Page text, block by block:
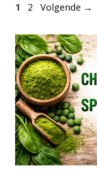
Pagina
1 Pagina
2 Volgende →